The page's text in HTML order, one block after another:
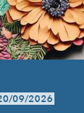
09/2026